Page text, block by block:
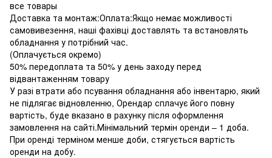
все товары
Доставка та монтаж:Оплата:Якщо немає можливості
самовивезення, наші фахівці доставлять та встановлять
обладнання у потрібний час.
(Оплачується окремо)
50% передоплата та 50% у день заходу перед
відвантаженням товару
У разі втрати або псування обладнання або інвентарю, який
не підлягає відновленню, Орендар сплачує його повну
вартість, буде вказано в рахунку після оформлення
замовлення на сайті.Мінімальний термін оренди – 1 доба.
При оренді терміном менше доби, стягується вартість
оренди на добу.